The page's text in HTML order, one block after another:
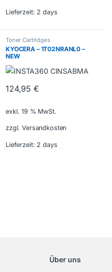
Lieferzeit: 2 days
Toner Cartridges
KYOCERA – 1T02NRANL0 –
NEW
124,95€
exkl. 19 % MwSt.
zzgl. Versandkosten
Lieferzeit: 2 days
Über uns